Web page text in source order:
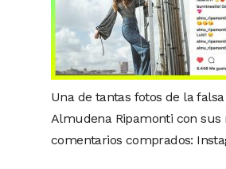
Una de tantas fotos de la
Almudena Ripamonti con sus
comentarios comprados: